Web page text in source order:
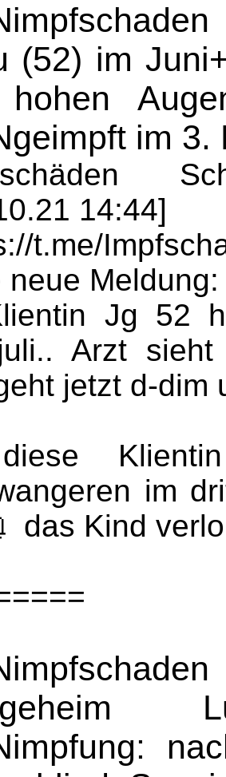
(52) im
im 3.
14:44]
t.me/
neue Meldung:
Jg 52
Arzt sieht
jetzt d-dim
im
das Kind